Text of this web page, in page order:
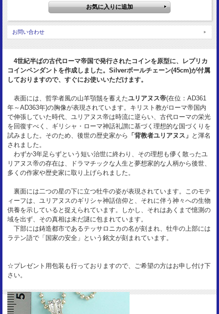
32mm×25.2mm
9.87g
資料：
RIC225
お問い合わせ
4世紀半ばの古代ローマ帝国で発行されたコインを原型に、レプリカ
コインペンダントを作成しました。Silverボールチェーン(45cm)が付属
しておりますので、すぐにお使いいただけます。
表面には、哲学者風の山羊顎鬚を蓄えたユリアヌス帝(在位：AD361
年～AD363年)の胸像が表現されています。キリスト教がローマ帝国内
で伸張していた時代、ユリアヌス帝は時流に逆らい、古代ローマの栄光
を回復すべく、ギリシャ・ローマ神話礼讃に基づく理想的な国づくりを
試みました。そのため、後世の歴史家から 「背教者ユリアヌス」 と渾名
されました。
わずか3年足らずという短い治世に終わり、その理想も儚く散ったユ
リアヌス帝の存在は、ドラマチックな人生と夢想家的な人柄から後世、
多くの作家や歴史家に取り上げられました。
裏面には二つの星の下に立つ牡牛の姿が表現されています。このモテ
ィーフは、ユリアヌスのギリシャ神話信仰と、それに伴う神々への生物
供養を示していると捉えられています。しかし、それはあくまで憶測の
域を出ず、その真相は未だ謎に包まれています。
下部には鋳造都市であるテッサロニカの名が刻まれ、牡牛の上部には
ラテン語で「国家の安全」という銘文が刻まれています。
☆プレゼント用包装も行っておりますので、ご希望の方はお申し付け下
さい。